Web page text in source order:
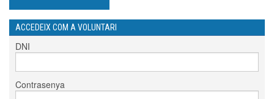
ACCEDEIX COM A VOLUNTARI
DNI
Contrasenya